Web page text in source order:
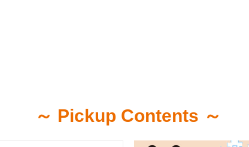
～ Pickup Contents ～